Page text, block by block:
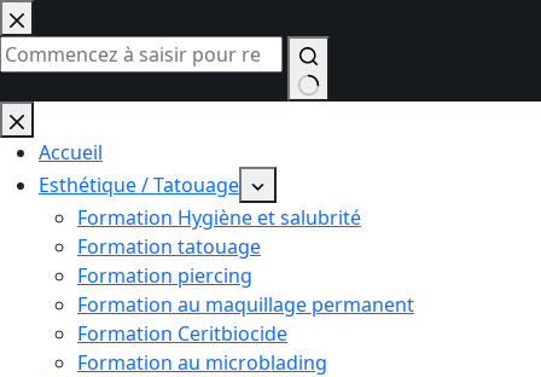
Passer
au
contenu
Aucun
résultatAccueil
Esthétique / Tatouage
Formation Hygiène et salubrité
Formation tatouage
Formation piercing
Formation au maquillage permanent
Formation Ceritbiocide
Formation au microblading